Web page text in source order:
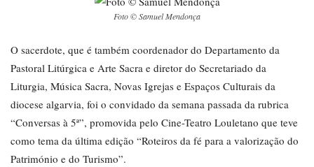
Foto © Samuel Mendonça
O sacerdote, que é também coordenador do Departamento da
Pastoral Litúrgica e Arte Sacra e diretor do Secretariado da
Liturgia, Música Sacra, Novas Igrejas e Espaços Culturais da
diocese algarvia, foi o convidado da semana passada da rubrica
“Conversas à 5ª”, promovida pelo Cine-Teatro Louletano que teve
como tema da última edição “Roteiros da fé para a valorização do
Património e do Turismo”.